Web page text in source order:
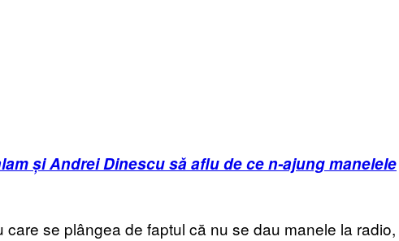
și Andrei Dinescu să aflu de ce n-ajung manelele
se plângea de faptul că nu se dau manele la radio,